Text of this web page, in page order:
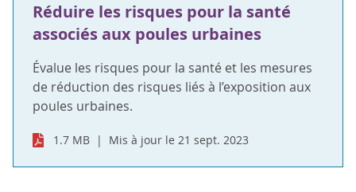
Réduire les risques pour la santé
associés aux poules urbaines
Évalue les risques pour la santé et les mesures
de réduction des risques liés à l’exposition aux
poules urbaines.
1.7 MB Mis à jour le 21 sept. 2023